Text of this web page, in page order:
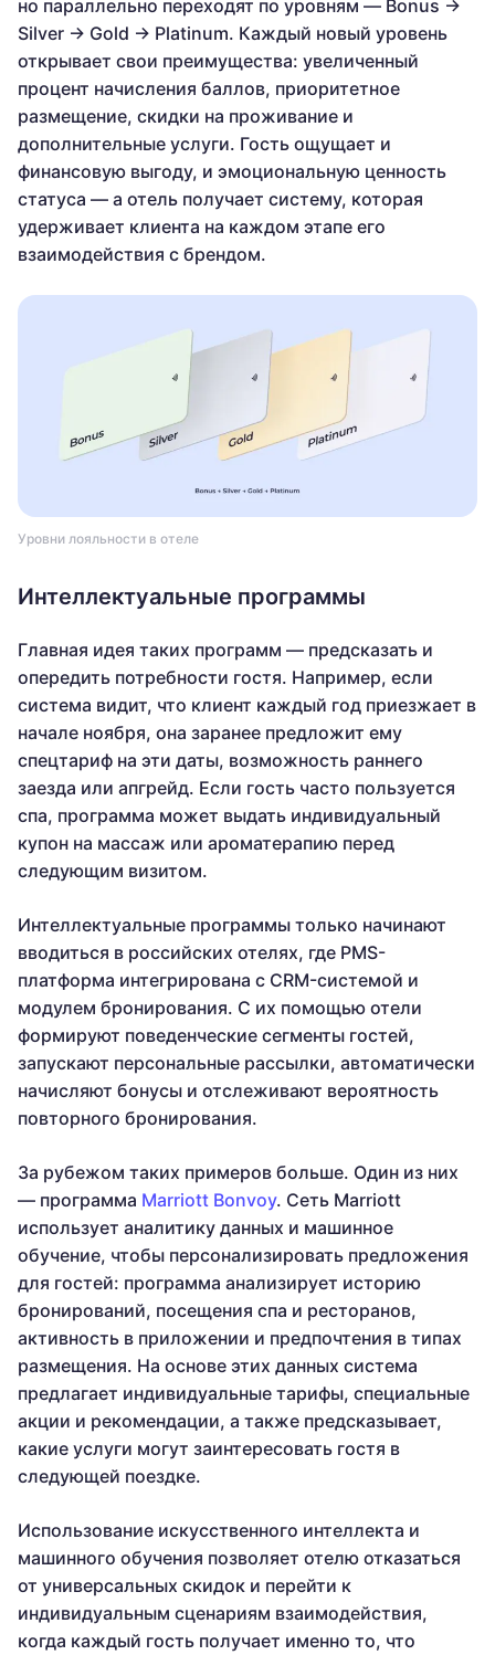
но параллельно переходят по уровням — Bonus →
Silver → Gold → Platinum. Каждый новый уровень
открывает свои преимущества: увеличенный
процент начисления баллов, приоритетное
размещение, скидки на проживание и
дополнительные услуги. Гость ощущает и
финансовую выгоду, и эмоциональную ценность
статуса — а отель получает систему, которая
удерживает клиента на каждом этапе его
взаимодействия с брендом.
Уровни лояльности в отеле
Интеллектуальные программы
Главная идея таких программ — предсказать и
опередить потребности гостя. Например, если
система видит, что клиент каждый год приезжает в
начале ноября, она заранее предложит ему
спецтариф на эти даты, возможность раннего
заезда или апгрейд. Если гость часто пользуется
спа, программа может выдать индивидуальный
купон на массаж или ароматерапию перед
следующим визитом.
Интеллектуальные программы только начинают
вводиться в российских отелях, где PMS-
платформа интегрирована с CRM-системой и
модулем бронирования. С их помощью отели
формируют поведенческие сегменты гостей,
запускают персональные рассылки, автоматически
начисляют бонусы и отслеживают вероятность
повторного бронирования.
За рубежом таких примеров больше. Один из них
— программа Marriott Bonvoy. Сеть Marriott
использует аналитику данных и машинное
обучение, чтобы персонализировать предложения
для гостей: программа анализирует историю
бронирований, посещения спа и ресторанов,
активность в приложении и предпочтения в типах
размещения. На основе этих данных система
предлагает индивидуальные тарифы, специальные
акции и рекомендации, а также предсказывает,
какие услуги могут заинтересовать гостя в
следующей поездке.
Использование искусственного интеллекта и
машинного обучения позволяет отелю отказаться
от универсальных скидок и перейти к
индивидуальным сценариям взаимодействия,
когда каждый гость получает именно то, что